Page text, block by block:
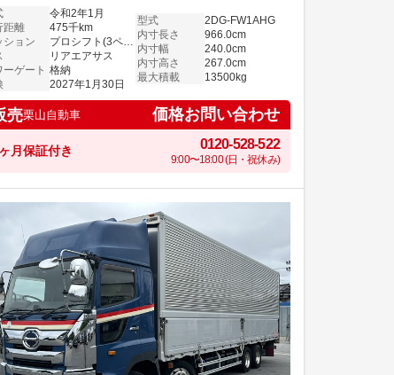
ィア 車検付き
令和2年1月
距離
475千km
ション
プロシフト(3ペダル)
リアエアサス
ーゲート 格納
2027年1月30日
型式
2DG-FW1AHG
内寸長さ
966.0cm
内寸幅
240.0cm
内寸高さ
267.0cm
最大積載
13500kg
売栗山自動車 価格お問い合わせ
月保証付き 0120-528-522
9:00〜18:00 (日・祝休み)